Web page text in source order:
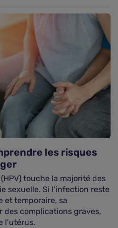
les risques
touche la majorité des
sexuelle. Si l’infection reste
et temporaire, sa
complications graves,
l’utérus.